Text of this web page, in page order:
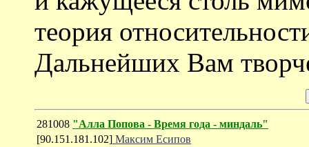
теория
Дальнейших Вам
281008 "Алла Попова - Время года - миндаль"
[90.151.181.102] Максим Есипов